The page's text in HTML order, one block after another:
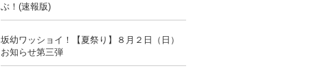
ぶ！(速報版)
坂幼ワッショイ！【夏祭り】８月２日（日）
お知らせ第三弾